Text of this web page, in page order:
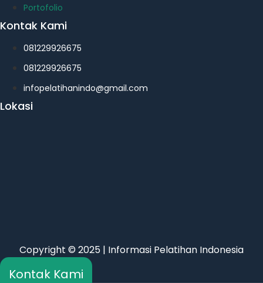
Portofolio
Kontak Kami
081229926675
081229926675
infopelatihanindo@gmail.com
Lokasi
Copyright © 2025 | Informasi Pelatihan Indonesia
Kontak Kami